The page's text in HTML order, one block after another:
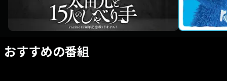
おすすめの番組